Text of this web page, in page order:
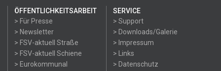
ÖFFENTLICHKEITSARBEIT
> Für Presse
> Newsletter
> FSV-aktuell Straße
> FSV-aktuell Schiene
> Eurokommunal
SERVICE
> Support
> Downloads/Galerie
> Impressum
> Links
> Datenschutz